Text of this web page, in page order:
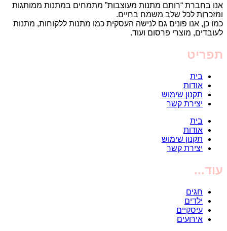
אנו בחברת “רותם מתנות מעוצבות” מתמחים במתנות ממותגות
ומזכרות לכל שלב משמח בחיים.
כמו כן, אנו פונים גם לנישה העסקית כמו מתנות ללקוחות, מתנות
לעובדים, מוצרי פרסום ועוד.
תפריט
בית
אודות
תקנון שימוש
יצירת קשר
בית
אודות
תקנון שימוש
יצירת קשר
עוד...
חגים
ילדים
עיסקיים
אירועים